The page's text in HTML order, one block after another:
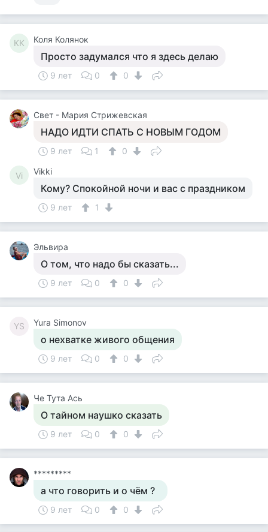
КК Коля Колянок
Просто задумался что я здесь делаю
9 лет 0 0
Свет - Мария Стрижевская
НАДО ИДТИ СПАТЬ С НОВЫМ ГОДОМ
9 лет 1 0
Vi Vikki
Кому? Спокойной ночи и вас с праздником
9 лет 1
Эльвира
О том, что надо бы сказать...
9 лет 0 0
YS Yura Simonov
о нехватке живого общения
9 лет 0 0
Че Тута Ась
О тайном наушко сказать
9 лет 0 0
*********
а что говорить и о чём ?
9 лет 0 0